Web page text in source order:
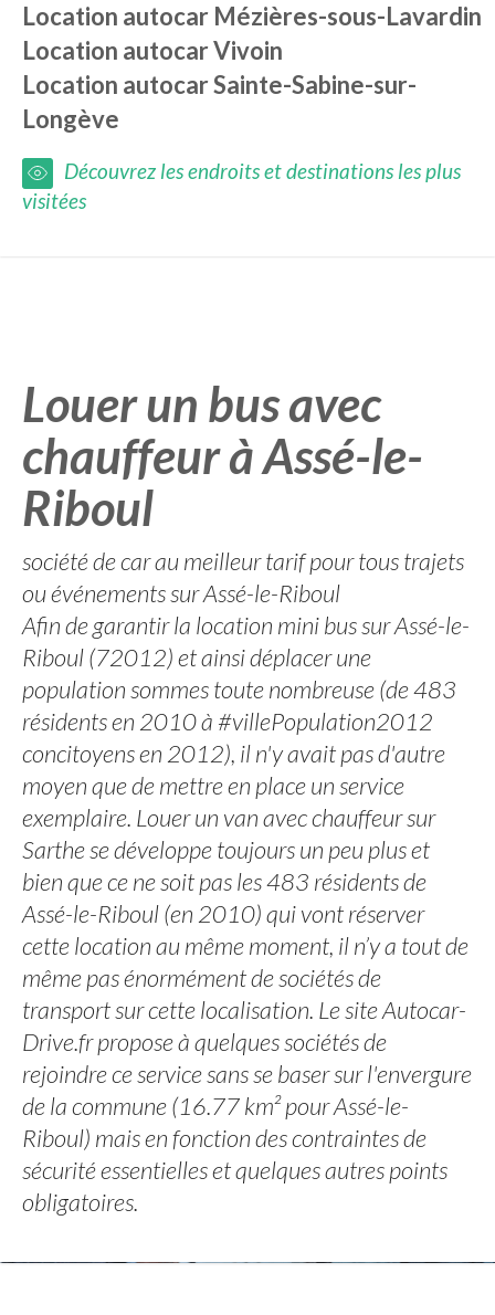
Location autocar Mézières-sous-Lavardin
Location autocarVivoin
Location autocarSainte-Sabine-sur-
Longève
Découvrez les endroits et destinations les plus
visitées
Louer un bus avec
chauffeur à Assé-le-
Riboul
société de car au meilleur tarif pour tous trajets
ou événements sur Assé-le-Riboul
Afin de garantir la location mini bus sur Assé-le-
Riboul (72012) et ainsi déplacer une
population sommes toute nombreuse (de 483
résidents en 2010 à #villePopulation2012
concitoyens en 2012), il n'y avait pas d'autre
moyen que de mettre en place un service
exemplaire. Louer un van avec chauffeur sur
Sarthe se développe toujours un peu plus et
bien que ce ne soit pas les 483 résidents de
Assé-le-Riboul (en 2010) qui vont réserver
cette location au même moment, il n’y a tout de
même pas énormément de sociétés de
transport sur cette localisation. Le site Autocar-
Drive.fr propose à quelques sociétés de
rejoindre ce service sans se baser sur l'envergure
de la commune (16.77 km² pour Assé-le-
Riboul) mais en fonction des contraintes de
sécurité essentielles et quelques autres points
obligatoires.